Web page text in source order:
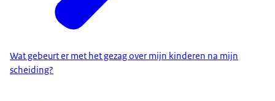
Wat gebeurt er met het gezag over mijn kinderen na mijn
scheiding?